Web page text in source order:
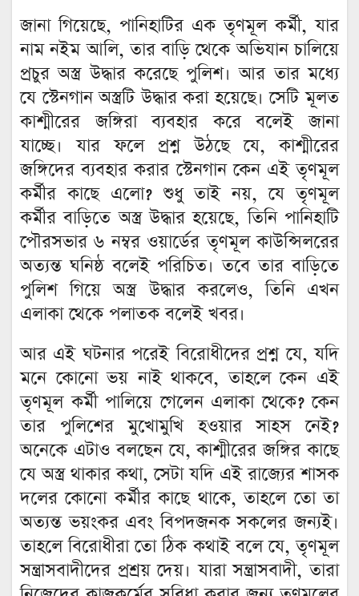
জানা গিয়েছে, পানিহাটির এক তৃণমূল কর্মী, যার
নাম নইম আলি, তার বাড়ি থেকে অভিযান চালিয়ে
প্রচুর অস্ত্র উদ্ধার করেছে পুলিশ। আর তার মধ্যে
যে স্টেনগান অস্ত্রটি উদ্ধার করা হয়েছে। সেটি মূলত
কাশ্মীরের জঙ্গিরা ব্যবহার করে বলেই জানা
যাচ্ছে। যার ফলে প্রশ্ন উঠছে যে, কাশ্মীরের
জঙ্গিদের ব্যবহার করার স্টেনগান কেন এই তৃণমূল
কর্মীর কাছে এলো? শুধু তাই নয়, যে তৃণমূল
কর্মীর বাড়িতে অস্ত্র উদ্ধার হয়েছে, তিনি পানিহাটি
পৌরসভার ৬ নম্বর ওয়ার্ডের তৃণমূল কাউন্সিলরের
অত্যন্ত ঘনিষ্ঠ বলেই পরিচিত। তবে তার বাড়িতে
পুলিশ গিয়ে অস্ত্র উদ্ধার করলেও, তিনি এখন
এলাকা থেকে পলাতক বলেই খবর।
আর এই ঘটনার পরেই বিরোধীদের প্রশ্ন যে, যদি
মনে কোনো ভয় নাই থাকবে, তাহলে কেন এই
তৃণমূল কর্মী পালিয়ে গেলেন এলাকা থেকে? কেন
তার পুলিশের মুখোমুখি হওয়ার সাহস নেই?
অনেকে এটাও বলছেন যে, কাশ্মীরের জঙ্গির কাছে
যে অস্ত্র থাকার কথা, সেটা যদি এই রাজ্যের শাসক
দলের কোনো কর্মীর কাছে থাকে, তাহলে তো তা
অত্যন্ত ভয়ংকর এবং বিপদজনক সকলের জন্যই।
তাহলে বিরোধীরা তো ঠিক কথাই বলে যে, তৃণমূল
সন্ত্রাসবাদীদের প্রশ্রয় দেয়। যারা সন্ত্রাসবাদী, তারা